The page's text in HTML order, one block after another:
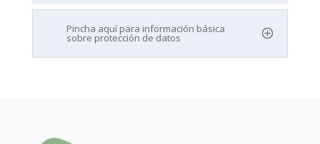
Pincha aquí para información básica
sobre protección de datos